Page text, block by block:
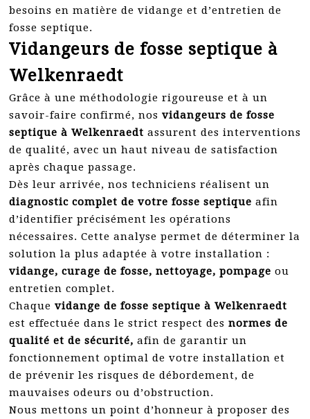
besoins en matière de vidange et d’entretien de
fosse septique.
Vidangeurs de fosse septique à
Welkenraedt
Grâce à une méthodologie rigoureuse et à un
savoir-faire confirmé, nos vidangeurs de fosse
septique à Welkenraedt assurent des interventions
de qualité, avec un haut niveau de satisfaction
après chaque passage.
Dès leur arrivée, nos techniciens réalisent un
diagnostic complet de votre fosse septique afin
d’identifier précisément les opérations
nécessaires. Cette analyse permet de déterminer la
solution la plus adaptée à votre installation :
vidange, curage de fosse, nettoyage, pompage ou
entretien complet.
Chaque vidange de fosse septique à Welkenraedt
est effectuée dans le strict respect des normes de
qualité et de sécurité, afin de garantir un
fonctionnement optimal de votre installation et
de prévenir les risques de débordement, de
mauvaises odeurs ou d’obstruction.
Nous mettons un point d’honneur à proposer des